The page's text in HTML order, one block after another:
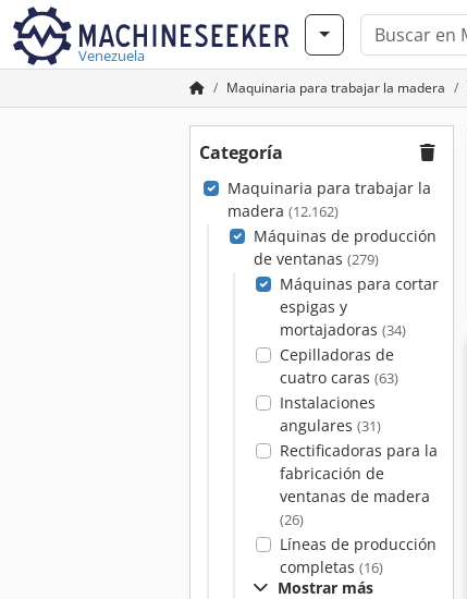
Venezuela
Maquinaria para trabajar la madera
Categoría
Maquinaria para trabajar la
madera (12.162)
Máquinas de producción
de ventanas (279)
Máquinas para cortar
espigas y
mortajadoras (34)
Cepilladoras de
cuatro caras (63)
Instalaciones
angulares (31)
Rectificadoras para la
fabricación de
ventanas de madera
(26)
Líneas de producción
completas (16)
Mostrar más